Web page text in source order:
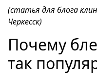
(статья для блога
Черкесск)
Почему
так